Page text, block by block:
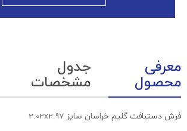
معرفی
محصول
جدول
مشخصات
فرش دستبافت گلیم خراسان سایز 2.02x2.97